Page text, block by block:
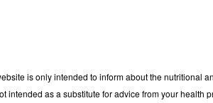
is only intended to inform about the nutritional
as a substitute for advice from your health